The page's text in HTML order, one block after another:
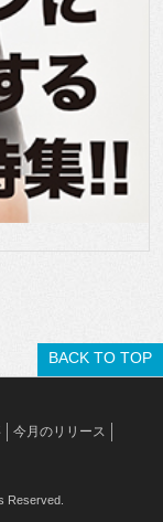
BACK TO TOP
今月のリリース
Reserved.